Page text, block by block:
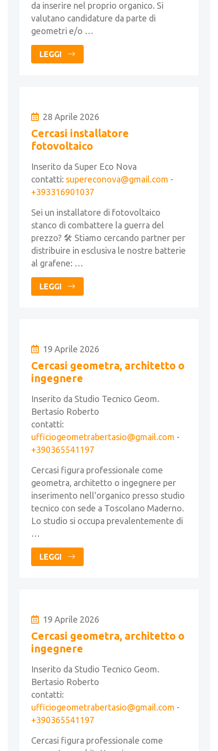
da inserire nel proprio organico. Si
valutano candidature da parte di
geometri e/o …
LEGGI
28 Aprile 2026
Cercasi installatore
fotovoltaico
Inserito da Super Eco Nova
contatti: supereconova@gmail.com -
+393316901037
Sei un installatore di fotovoltaico
stanco di combattere la guerra del
prezzo? 🛠️ Stiamo cercando partner per
distribuire in esclusiva le nostre batterie
al grafene: …
LEGGI
19 Aprile 2026
Cercasi geometra, architetto o
ingegnere
Inserito da Studio Tecnico Geom.
Bertasio Roberto
contatti:
ufficiogeometrabertasio@gmail.com -
+390365541197
Cercasi figura professionale come
geometra, architetto o ingegnere per
inserimento nell'organico presso studio
tecnico con sede a Toscolano Maderno.
Lo studio si occupa prevalentemente di
…
LEGGI
19 Aprile 2026
Cercasi geometra, architetto o
ingegnere
Inserito da Studio Tecnico Geom.
Bertasio Roberto
contatti:
ufficiogeometrabertasio@gmail.com -
+390365541197
Cercasi figura professionale come